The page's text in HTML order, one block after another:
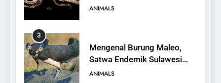
Towuti
ANIMALS
3
Mengenal Burung Maleo,
Satwa Endemik Sulawesi
yang Terancam Punah
ANIMALS